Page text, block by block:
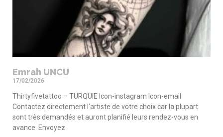
Emrah UNCU
17/02/2026
Thirtyfivetattoo – TURQUIE Icon-instagram Icon-email
Contactez directement l’artiste de votre choix car la plupart
sont très demandés et auront planifié leurs rendez-vous en
avance. Envoyez